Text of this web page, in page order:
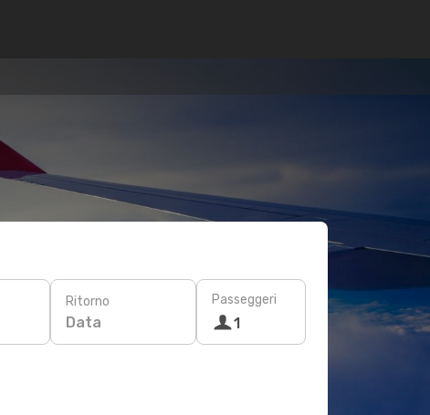
Ritorno
Data
Passeggeri
1